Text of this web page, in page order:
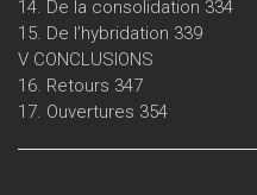
14. De la consolidation 334
15. De l’hybridation 339
V CONCLUSIONS
16. Retours 347
17. Ouvertures 354